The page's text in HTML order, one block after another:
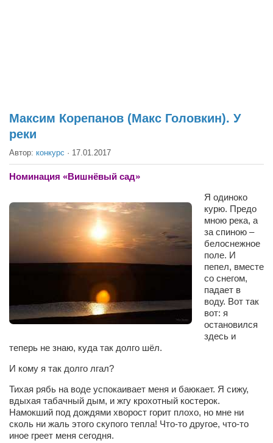
Выборы
Деньги
Традиции
Здоровый образ жизни
Активный отдых
Курьезы
Орест Коваль
Тамара Кубракова
Максим Корепанов (Макс Головкин). У
реки
Автор: конкурс · 17.01.2017
Номинация «Вишнёвый сад»
Я одиноко
курю. Предо
мною река, а
за спиною –
белоснежное
поле. И
пепел, вместе
со снегом,
падает в
воду. Вот так
вот: я
остановился
здесь и
теперь не знаю, куда так долго шёл.
И кому я так долго лгал?
Тихая рябь на воде успокаивает меня и баюкает. Я сижу,
вдыхая табачный дым, и жгу крохотный костерок.
Намокший под дождями хворост горит плохо, но мне ни
сколь ни жаль этого скупого тепла! Что-то другое, что-то
иное греет меня сегодня.